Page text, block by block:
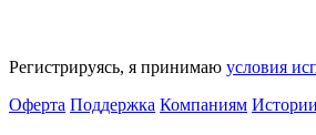
Регистрируясь, я принимаю условия
Оферта Поддержка Компаниям Истории